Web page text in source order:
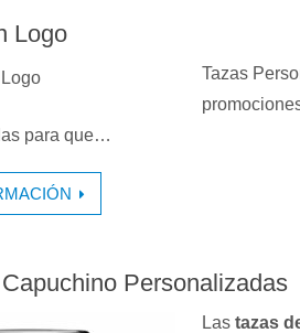
Logo
Tazas
para que…
Personalizadas
Las tazas